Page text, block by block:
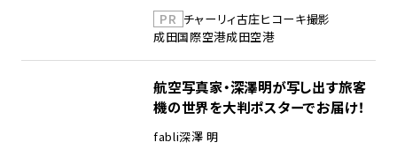
PR チャーリィ古庄ヒコーキ撮影
成田国際空港成田空港
航空写真家・深澤明が写し出す旅客
機の世界を大判ポスターでお届け！
fabli深澤 明